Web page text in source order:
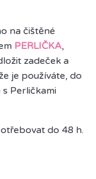
na čištěné
PERLIČKA,
zadeček a
je používáte, do
Perličkami
do 48 h.